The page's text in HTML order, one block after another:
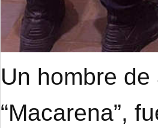
Un hombre
“Macarena”,